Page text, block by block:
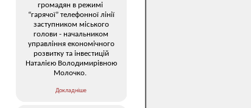
громадян в режимі
“гарячої” телефонної лінії
заступником міського
голови - начальником
управління економічного
розвитку та інвестицій
Наталією Володимирівною
Молочко.
Докладніше